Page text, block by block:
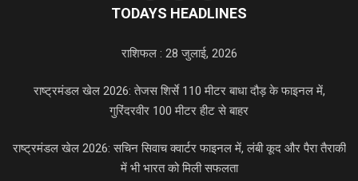
TODAYS HEADLINES
राशिफल : 28 जुलाई, 2026
राष्ट्रमंडल खेल 2026: तेजस शिर्से 110 मीटर बाधा दौड़ के फाइनल में,
गुरिंदरवीर 100 मीटर हीट से बाहर
राष्ट्रमंडल खेल 2026: सचिन सिवाच क्वार्टर फाइनल में, लंबी कूद और पैरा तैराकी
में भी भारत को मिली सफलता